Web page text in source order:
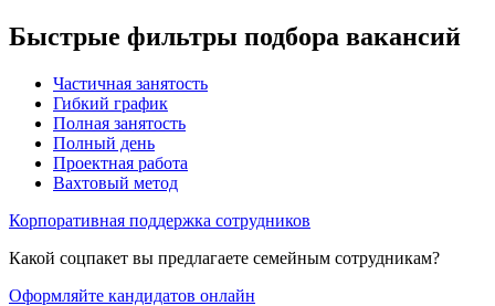
Быстрые фильтры подбора вакансий
Частичная занятость
Гибкий график
Полная занятость
Полный день
Проектная работа
Вахтовый метод
Корпоративная поддержка сотрудников
Какой соцпакет вы предлагаете семейным сотрудникам?
Оформляйте кандидатов онлайн